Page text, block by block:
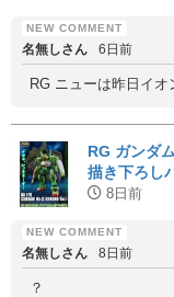
名無しさん 6日前
RG ニューは昨日イオ
RG ガンダ
描き下ろし
8日前
名無しさん 8日前
？